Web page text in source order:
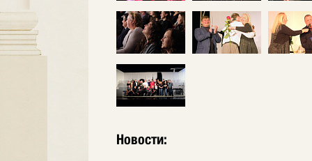
Новости: